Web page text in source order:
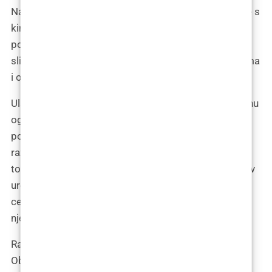
Nakon kratkog čekanja, pozvana sam na konzultacije s
kirurgom. Hodnikom do ordinacije, prolazila sam
pored soba u kojima su se, pretpostavljam, odvijale
slične priče transformacije, svaka sa svojim nadanjima
i očekivanjima.
Ulazak u ordinaciju bio je kao prelazak na drugu stranu
ogledala. Sve što sam do tada zamišljala o procesu
podizanja grudi, sada je trebalo biti izloženo i
razmotreno. Kirurg me dočekao s profesionalnim, ali
toplo osmijehom, pružajući mi ruku u pozdrav. Njegov
ured bio je svijetao i prostran, s diplomama i
certifikatima koji su krasili zidove, odajući sliku
njegove stručnosti i iskustva.
Razgovor s kirurgom bio je temeljit i informativan.
Objasnio mi je sve detalje vezane za mastopeksiju –